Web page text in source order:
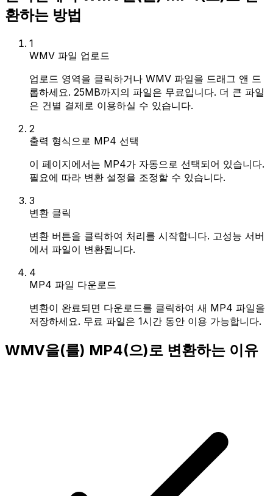
환하는 방법
1
WMV 파일 업로드
업로드 영역을 클릭하거나 WMV 파일을 드래그 앤 드
롭하세요. 25MB까지의 파일은 무료입니다. 더 큰 파일
은 건별 결제로 이용하실 수 있습니다.
2
출력 형식으로 MP4 선택
이 페이지에서는 MP4가 자동으로 선택되어 있습니다.
필요에 따라 변환 설정을 조정할 수 있습니다.
3
변환 클릭
변환 버튼을 클릭하여 처리를 시작합니다. 고성능 서버
에서 파일이 변환됩니다.
4
MP4 파일 다운로드
변환이 완료되면 다운로드를 클릭하여 새 MP4 파일을
저장하세요. 무료 파일은 1시간 동안 이용 가능합니다.
WMV을(를) MP4(으)로 변환하는 이유